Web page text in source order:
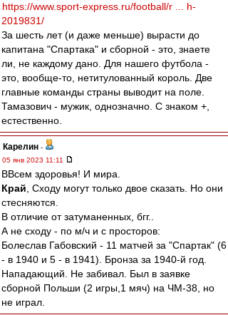
https://www.sport-express.ru/football/r ... h-
2019831/
За шесть лет (и даже меньше) вырасти до
капитана "Спартака" и сборной - это, знаете
ли, не каждому дано. Для нашего футбола -
это, вообще-то, нетитулованный король. Две
главные команды страны выводит на поле.
Тамазович - мужик, однозначно. С знаком +,
естественно.
Карелин -
05 янв 2023 11:11
ВВсем здоровья! И мира.
Край , Сходу могут только двое сказать. Но они
стесняются.
В отличие от затуманенных, бгг..
А не сходу - по м/ч и с просторов:
Болеслав Габовский - 11 матчей за "Спартак" (6
- в 1940 и 5 - в 1941). Бронза за 1940-й год.
Нападающий. Не забивал. Был в заявке
сборной Польши (2 игры,1 мяч) на ЧМ-38, но
не играл.